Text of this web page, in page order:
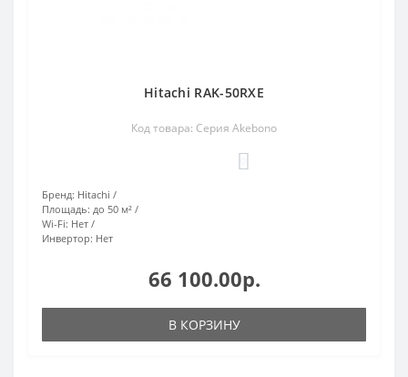
Hitachi RAK-50RXE
Код товара: Серия Akebono
Бренд: Hitachi
Площадь: до 50 м²
Wi-Fi: Нет
Инвертор: Нет
66 100.00р.
В КОРЗИНУ